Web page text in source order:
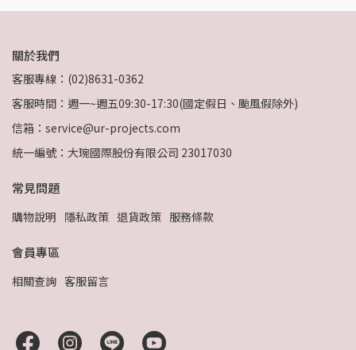
關於我們
客服專線：(02)8631-0362
客服時間：週一~週五09:30-17:30(國定假日、颱風假除外)
信箱：service@ur-projects.com
統一編號：大琬國際股份有限公司 23017030
常見問題
購物說明 隱私政策 退貨政策 服務條款
會員專區
相關查詢 客服留言